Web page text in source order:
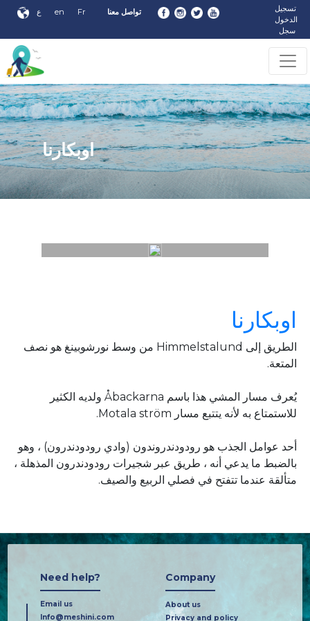
ع en Fr تواصل معنا
تسجيل
الدخول
سجل
اوبكارنا
اوبكارنا
الطريق إلى Himmelstalund من وسط نورشوبينغ هو نصف
المتعة.
يُعرف مسار المشي هذا باسم Åbackarna ولديه الكثير
للاستمتاع به لأنه يتتبع مسار Motala ström.
أحد عوامل الجذب هو رودودندروندون (وادي رودودندرون) ، وهو
بالضبط ما يدعي أنه ، طريق عبر شجيرات رودودندرون المذهلة ،
متألقة عندما تتفتح في فصلي الربيع والصيف.
Need help?
Email us
Info@meshini.com
Company
About us
Privacy and policy